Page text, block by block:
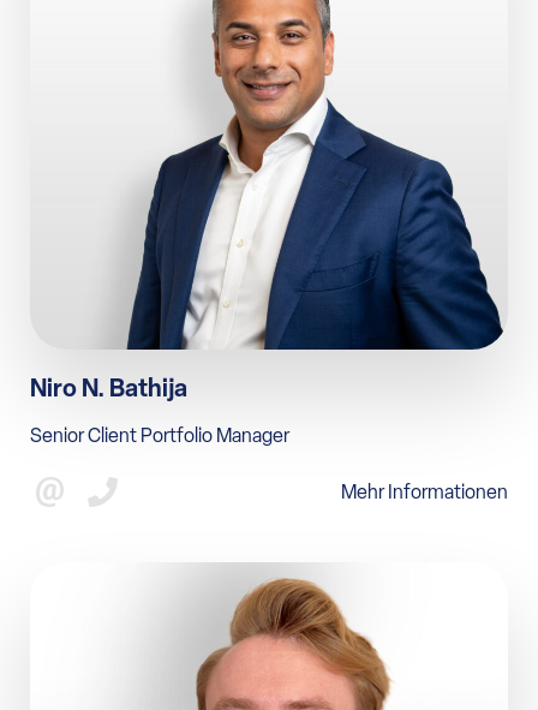
Niro N. Bathija
Senior Client Portfolio Manager
Mehr Informationen